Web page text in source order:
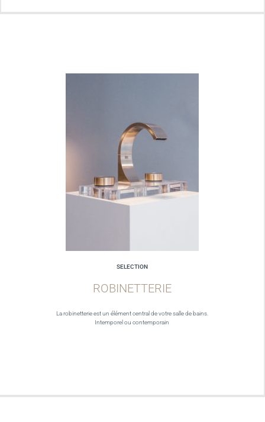
SELECTION
ROBINETTERIE
La robinetterie est un élément central de votre salle de bains.
Intemporel ou contemporain